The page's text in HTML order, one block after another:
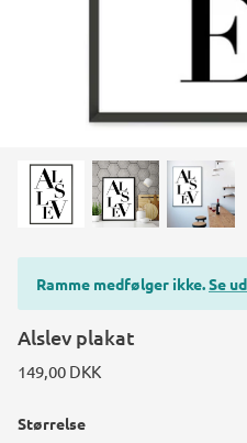
Konstruktions køretøj
Ramme medfølger ikke.Se
Alslev plakat
149,00 DKK
Størrelse